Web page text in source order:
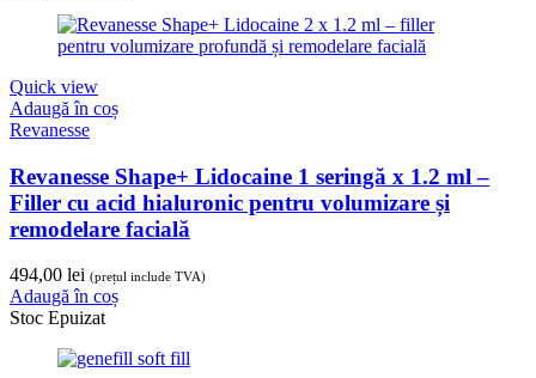
Quick view
Adaugă în coș
Revanesse
Revanesse Shape+ Lidocaine 1 seringă x 1.2 ml –
Filler cu acid hialuronic pentru volumizare și
remodelare facială
494,00 lei (prețul include TVA)
Adaugă în coș
Stoc Epuizat